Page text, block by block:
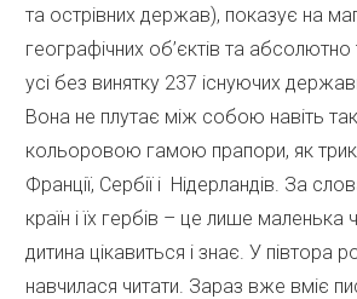
та острівних держав), показує на
географічних об’єктів та абсолютно
усі без винятку 237 існуючих
Вона не плутає між собою навіть
кольоровою гамою прапори, як
Франції, Сербії і Нідерландів. За
країн і їх гербів – це лише маленька
дитина цікавиться і знає. У півтора
навчилася читати. Зараз вже вміє